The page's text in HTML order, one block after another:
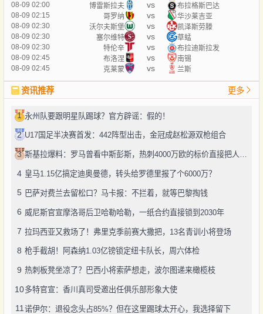
08-09 02:00
博雷斯拉夫 vs
布拉格斯巴达
08-09 02:15
哥罗纳 vs
华沙莱吉亚
08-09 02:30
沃尔夫斯堡 vs
凯泽斯劳滕
08-09 02:30
塞尔维特 vs
草蜢
08-09 02:30
特伦辛 vs
布拉迪斯拉发
08-09 02:45
布洛涅 vs
南锡
08-09 02:45
克莱蒙 vs 兰斯
资讯推荐 更多
1 永州队要跟明星队踢球？官方辟谣：假的！
2 U17国足半决赛首发：442阵型出击，金冠成赵松源双枪组合
3 斯基拉爆料：罗马曾看中斯彭斯，热刺4000万欧的标价直接把人劝退了
4 皇马1.15亿搞定迪奥曼德，转头给罗德里报了个6000万？
5 巴萨对费兰去留松口？马卡报：不拦着，就等巴黎掏钱
6 威尼斯官宣摩洛哥后卫哈勒哈勒，一纸合约直接锁到2030年
7 拉玛西亚又救场了！弗里克季前赛大撒把，13名青训小将登场
8 枪手截胡！阿森纳1.03亿镑锁定纽卡队长，周六体检
9 热刺板凳坐凉了？巴西小将索萨想走，波尔图递来橄榄枝
10多特官宣：香川真司受邀出任俱乐部形象大使
11诺伊尔：退役念头占85%？但在这里踢球太开心，我选择留下